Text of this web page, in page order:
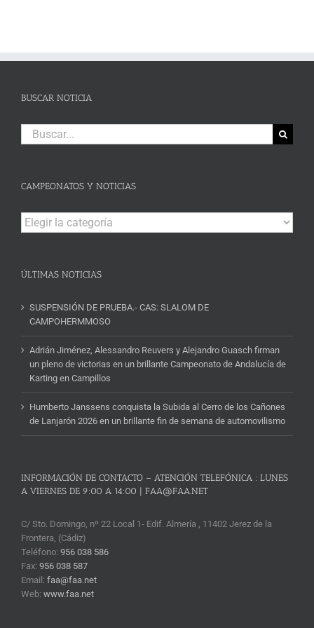
BUSCAR NOTICIA
Buscar:
CAMPEONATOS Y NOTICIAS
Campeonatos
y
ÚLTIMAS NOTICIAS
SUSPENSIÓN DE PRUEBA.- CAS: SLALOM DE
CAMPOHERMMOSO
Adrián Jiménez, Alessandro Reuvers y Alejandro Guasch firman
un pleno de victorias en un brillante Campeonato de Andalucía de
Karting en Campillos
Humberto Janssens conquista la Subida al Cerro de los Cañones
de Lanjarón 2026 en un brillante fin de semana de automovilismo
INFORMACIÓN DE CONTACTO – ATENCIÓN TELEFÓNICA : LUNES
A VIERNES DE 9:00 A 14:00 | FAA@FAA.NET
C/ Sto. Domingo, nº 22 Local 1- Edif. Almería , 11402 Jerez de la
Frontera, (Cádiz)
Teléfono: 956 038 586
Fax: 956 038 587
Email: faa@faa.net
Web: www.faa.net